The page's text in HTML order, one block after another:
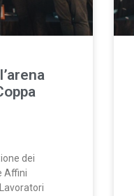
dei
Affini